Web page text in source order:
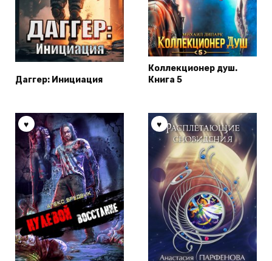
Даггер: Инициация
Коллекционер душ.
Книга 5